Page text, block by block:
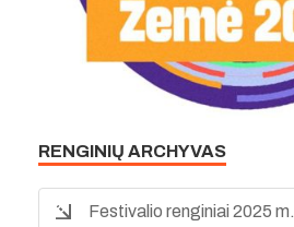
RENGINIŲ ARCHYVAS
Festivalio renginiai 2025 m.